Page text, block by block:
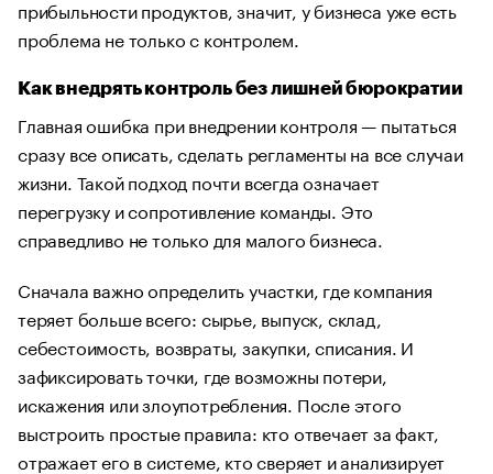
прибыльности продуктов, значит, у бизнеса уже есть
проблема не только с контролем.
Как внедрять контроль без лишней бюрократии
Главная ошибка при внедрении контроля — пытаться
сразу все описать, сделать регламенты на все случаи
жизни. Такой подход почти всегда означает
перегрузку и сопротивление команды. Это
справедливо не только для малого бизнеса.
Сначала важно определить участки, где компания
теряет больше всего: сырье, выпуск, склад,
себестоимость, возвраты, закупки, списания. И
зафиксировать точки, где возможны потери,
искажения или злоупотребления. После этого
выстроить простые правила: кто отвечает за факт,
отражает его в системе, кто сверяет и анализирует